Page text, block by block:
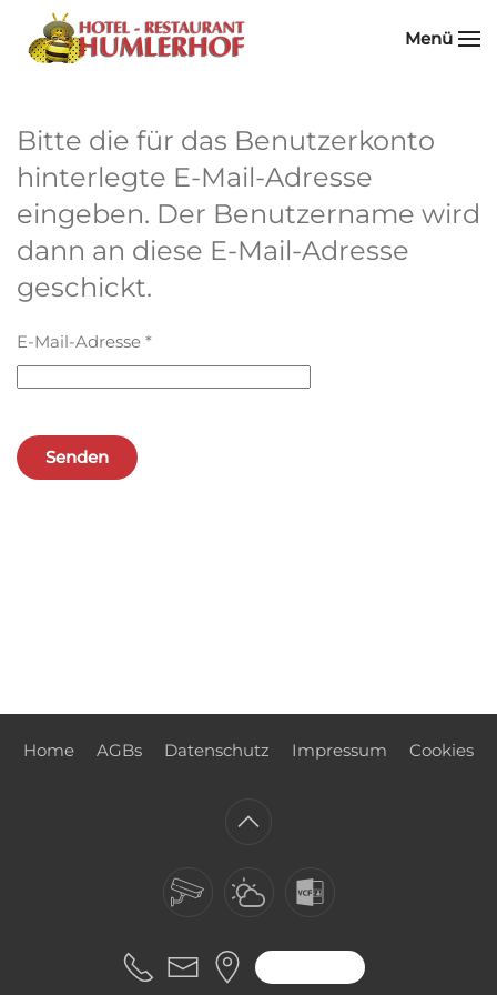
Zum Hauptinhalt springen
Menü
Bitte die für das Benutzerkonto
hinterlegte E-Mail-Adresse
eingeben. Der Benutzername wird
dann an diese E-Mail-Adresse
geschickt.
E-Mail-Adresse *
Senden
Home AGBs Datenschutz Impressum Cookies